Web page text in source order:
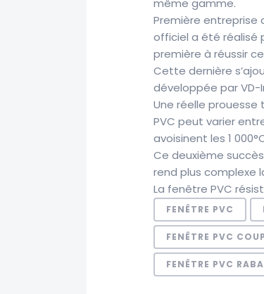
même gamme.
Première
officiel a été réalisé
première à réussir
Cette dernière
développée par VD-
Une réelle prouesse
PVC peut varier
avoisinent les 1
Ce deuxième
rend plus complexe
La fenêtre PVC
FENÊTRE PVC
FENÊTRE PVC
FENÊTRE PVC